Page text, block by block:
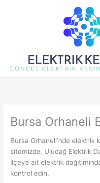
Bursa Orhaneli
Bursa Orhaneli’nde elektrik
sitemizde. Uludağ Elektrik
ilçeye ait elektrik
kontrol edin.